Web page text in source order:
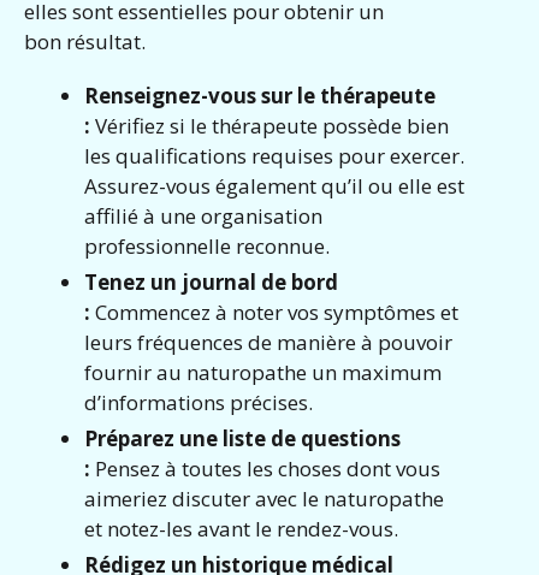
elles sont essentielles pour obtenir un
bon résultat.
Renseignez-vous sur le thérapeute
: Vérifiez si le thérapeute possède bien
les qualifications requises pour exercer.
Assurez-vous également qu’il ou elle est
affilié à une organisation
professionnelle reconnue.
Tenez un journal de bord
: Commencez à noter vos symptômes et
leurs fréquences de manière à pouvoir
fournir au naturopathe un maximum
d’informations précises.
Préparez une liste de questions
: Pensez à toutes les choses dont vous
aimeriez discuter avec le naturopathe
et notez-les avant le rendez-vous.
Rédigez un historique médical